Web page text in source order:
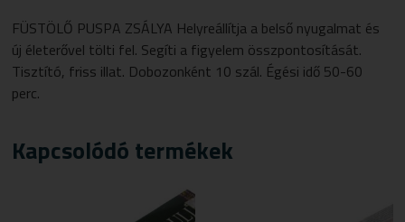
FÜSTÖLŐ PUSPA ZSÁLYA Helyreállítja a belső nyugalmat és
új életerővel tölti fel. Segíti a figyelem összpontosítását.
Tisztító, friss illat. Dobozonként 10 szál. Égési idő 50-60
perc.
Kapcsolódó termékek